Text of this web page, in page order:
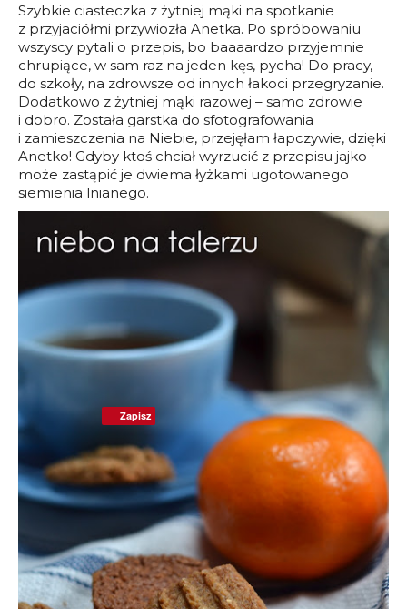
Szybkie ciasteczka z żytniej mąki na spotkanie
z przyjaciółmi przywiozła Anetka. Po spróbowaniu
wszyscy pytali o przepis, bo baaaardzo przyjemnie
chrupiące, w sam raz na jeden kęs, pycha! Do pracy,
do szkoły, na zdrowsze od innych łakoci przegryzanie.
Dodatkowo z żytniej mąki razowej – samo zdrowie
i dobro. Została garstka do sfotografowania
i zamieszczenia na Niebie, przejęłam łapczywie, dzięki
Anetko! Gdyby ktoś chciał wyrzucić z przepisu jajko –
może zastąpić je dwiema łyżkami ugotowanego
siemienia lnianego.
Zapisz